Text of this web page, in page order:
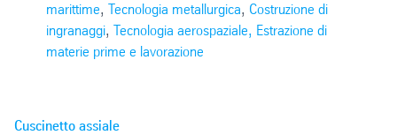
marittime, Tecnologia metallurgica, Costruzione di
ingranaggi, Tecnologia aerospaziale, Estrazione di
materie prime e lavorazione
Cuscinetto assiale